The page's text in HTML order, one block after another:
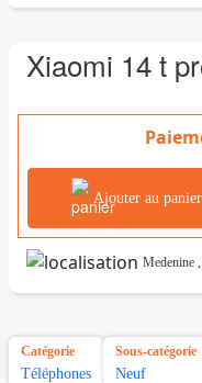
Xiaomi 14 t
Ajouter au panier
Medenine ,
Catégorie
Téléphones
Sous-catégorie
Neuf